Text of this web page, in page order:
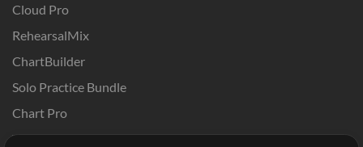
Cloud Pro
RehearsalMix
ChartBuilder
Solo Practice Bundle
Chart Pro
Template ProPresenter